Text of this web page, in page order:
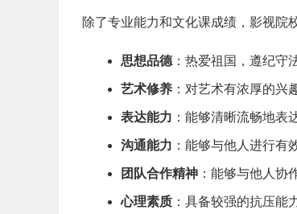
除了专业能力和文化课成绩，影视院
思想品德 ：热爱祖国，遵纪守
艺术修养 ：对艺术有浓厚的兴
表达能力 ：能够清晰流畅地表
沟通能力 ：能够与他人进行有
团队合作精神 ：能够与他人协
心理素质 ：具备较强的抗压能